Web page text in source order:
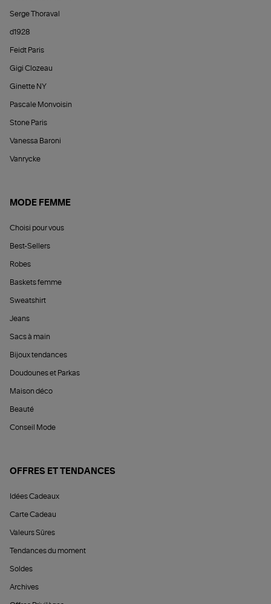
Serge Thoraval
d1928
Feidt Paris
Gigi Clozeau
Ginette NY
Pascale Monvoisin
Stone Paris
Vanessa Baroni
Vanrycke
MODE FEMME
Choisi pour vous
Best-Sellers
Robes
Baskets femme
Sweatshirt
Jeans
Sacs à main
Bijoux tendances
Doudounes et Parkas
Maison déco
Beauté
Conseil Mode
OFFRES ET TENDANCES
Idées Cadeaux
Carte Cadeau
Valeurs Sûres
Tendances du moment
Soldes
Archives